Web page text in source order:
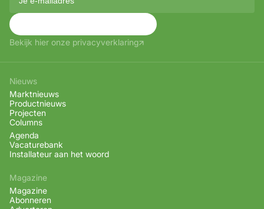
Bekijk hier onze privacyverklaring
Nieuws
Marktnieuws
Productnieuws
Projecten
Columns
Agenda
Vacaturebank
Installateur aan het woord
Magazine
Magazine
Abonneren